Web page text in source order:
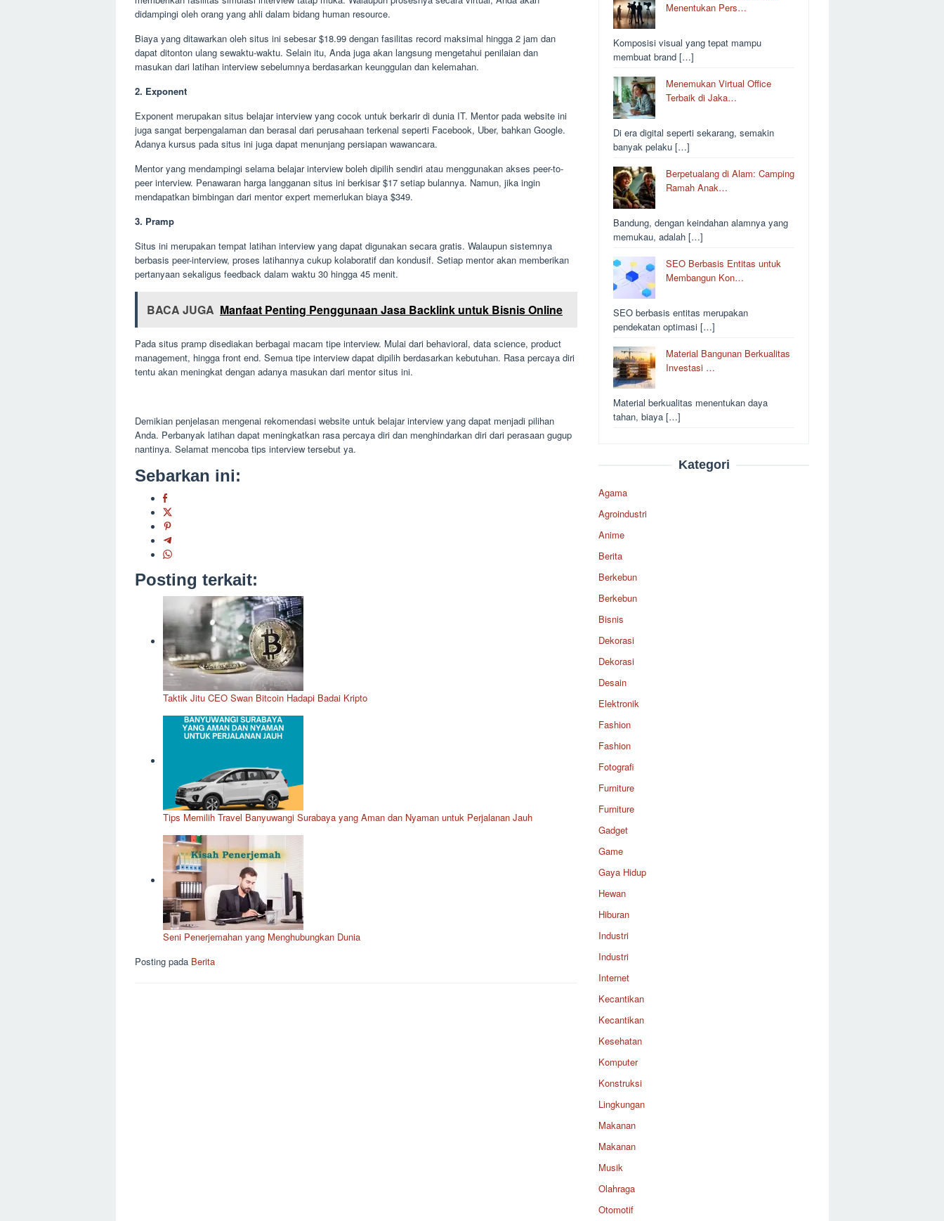
didampingi oleh orang yang ahli dalam bidang human resource.
Biaya yang ditawarkan oleh situs ini sebesar $18.99 dengan fasilitas record maksimal hingga 2 jam dan
dapat ditonton ulang sewaktu-waktu. Selain itu, Anda juga akan langsung mengetahui penilaian dan
masukan dari latihan interview sebelumnya berdasarkan keunggulan dan kelemahan.
2. Exponent
Exponent merupakan situs belajar interview yang cocok untuk berkarir di dunia IT. Mentor pada website ini
juga sangat berpengalaman dan berasal dari perusahaan terkenal seperti Facebook, Uber, bahkan Google.
Adanya kursus pada situs ini juga dapat menunjang persiapan wawancara.
Mentor yang mendampingi selama belajar interview boleh dipilih sendiri atau menggunakan akses peer-to-
peer interview. Penawaran harga langganan situs ini berkisar $17 setiap bulannya. Namun, jika ingin
mendapatkan bimbingan dari mentor expert memerlukan biaya $349.
3. Pramp
Situs ini merupakan tempat latihan interview yang dapat digunakan secara gratis. Walaupun sistemnya
berbasis peer-interview, proses latihannya cukup kolaboratif dan kondusif. Setiap mentor akan memberikan
pertanyaan sekaligus feedback dalam waktu 30 hingga 45 menit.
BACA JUGA Manfaat Penting Penggunaan Jasa Backlink untuk Bisnis Online
Pada situs pramp disediakan berbagai macam tipe interview. Mulai dari behavioral, data science, product
management, hingga front end. Semua tipe interview dapat dipilih berdasarkan kebutuhan. Rasa percaya diri
tentu akan meningkat dengan adanya masukan dari mentor situs ini.
Demikian penjelasan mengenai rekomendasi website untuk belajar interview yang dapat menjadi pilihan
Anda. Perbanyak latihan dapat meningkatkan rasa percaya diri dan menghindarkan diri dari perasaan gugup
nantinya. Selamat mencoba tips interview tersebut ya.
Sebarkan ini:
Posting terkait:
Taktik Jitu CEO Swan Bitcoin Hadapi Badai Kripto
Tips Memilih Travel Banyuwangi Surabaya yang Aman dan Nyaman untuk Perjalanan Jauh
Seni Penerjemahan yang Menghubungkan Dunia
Posting pada Berita
Menentukan Pers…
Komposisi visual yang tepat mampu
membuat brand […]
Menemukan Virtual Office
Terbaik di Jaka…
Di era digital seperti sekarang, semakin
banyak pelaku […]
Berpetualang di Alam: Camping
Ramah Anak…
Bandung, dengan keindahan alamnya yang
memukau, adalah […]
SEO Berbasis Entitas untuk
Membangun Kon…
SEO berbasis entitas merupakan
pendekatan optimasi […]
Material Bangunan Berkualitas
Investasi …
Material berkualitas menentukan daya
tahan, biaya […]
Kategori
Agama
Agroindustri
Anime
Berita
Berkebun
Berkebun
Bisnis
Dekorasi
Dekorasi
Desain
Elektronik
Fashion
Fashion
Fotografi
Furniture
Furniture
Gadget
Game
Gaya Hidup
Hewan
Hiburan
Industri
Industri
Internet
Kecantikan
Kecantikan
Kesehatan
Komputer
Konstruksi
Lingkungan
Makanan
Makanan
Musik
Olahraga
Otomotif